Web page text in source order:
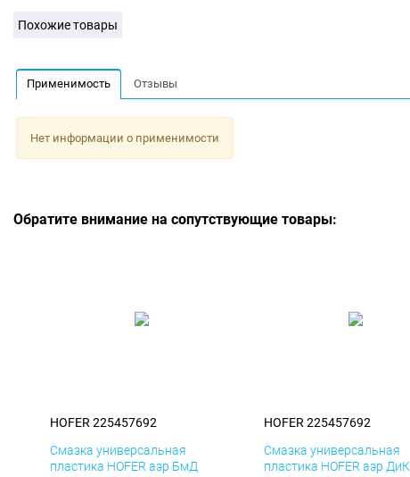
Похожие товары
Применимость Отзывы
Нет информации о применимости
Обратите внимание на сопутствующие товары:
HOFER 225457692
Смазка универсальная
пластика HOFER аэр БмД
HOFER 225457692
Смазка универсальная
пластика HOFER аэр ДиК